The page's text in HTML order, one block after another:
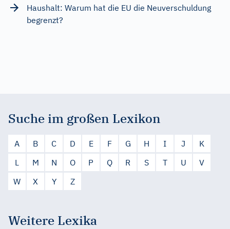
Haushalt: Warum hat die EU die Neuverschuldung
begrenzt?
Suche im großen Lexikon
A B C D E F G H I J
K
L
M N O P Q R S T U
V
W
X Y Z
Weitere Lexika